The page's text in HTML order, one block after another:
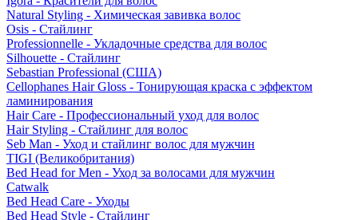
Natural Styling - Химическая завивка волос
Osis - Стайлинг
Professionnelle - Укладочные средства для волос
Silhouette - Стайлинг
Sebastian Professional (США)
Cellophanes Hair Gloss - Тонирующая краска с эффектом
ламинирования
Hair Care - Профессиональный уход для волос
Hair Styling - Стайлинг для волос
Seb Man - Уход и стайлинг волос для мужчин
TIGI (Великобритания)
Bed Head for Men - Уход за волосами для мужчин
Catwalk
Bed Head Care - Уходы
Bed Head Style - Стайлинг